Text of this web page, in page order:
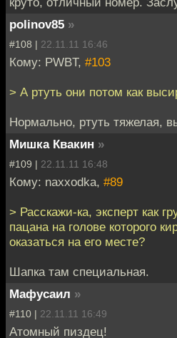
polinov85 »
#108 | 22.11.11 16:46
Кому: PWBT, #103
> А ртуть они потом как
Нормально, ртуть тяжелая,
Мишка Квакин »
#109 | 22.11.11 16:48
Кому: naxxodka, #89
> Расскажи-ка, эксперт как
пацана на голове которого
оказаться на его месте?
Шапка там специальная.
Мафусаил »
#110 | 22.11.11 16:49
Атомный пиздец!